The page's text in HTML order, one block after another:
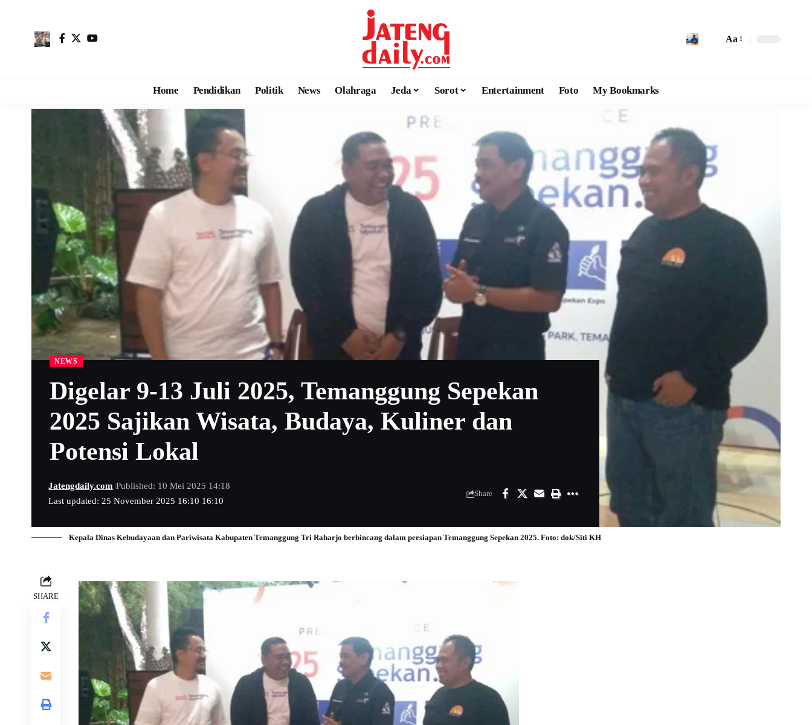
Aa
Home Pendidikan Politik News Olahraga Jeda Sorot Entertainment Foto My Bookmarks
NEWS
Digelar 9-13 Juli 2025, Temanggung Sepekan
2025 Sajikan Wisata, Budaya, Kuliner dan
Potensi Lokal
Last updated: 25 November 2025 16:10 16:10
Jatengdaily.com Published: 10 Mei 2025 14:18
Share
Kepala Dinas Kebudayaan dan Pariwisata Kabupaten Temanggung Tri Raharjo berbincang dalam persiapan Temanggung Sepekan 2025. Foto: dok/Siti KH
SHARE